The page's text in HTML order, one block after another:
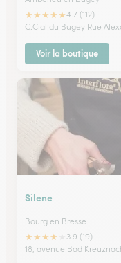
★★★★★4.7 (112)
C.Cial du Bugey Rue
Voir la boutique
Silene
Bourg en Bresse
★★★★
3.9 (19)
18, avenue Bad